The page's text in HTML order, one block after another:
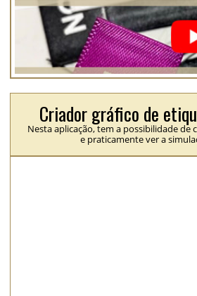
Criador gráfico de
Nesta aplicação, tem a possibilidade
e praticamente ver a